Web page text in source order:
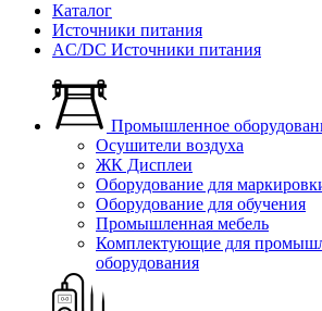
Каталог
Источники питания
AC/DC Источники питания
Промышленное
Осушители воздуха
ЖК Дисплеи
Оборудование для
Оборудование для обучения
Промышленная мебель
Комплектующие для
оборудования